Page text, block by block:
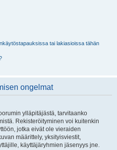
tai lakiasioissa tähän
ongelmat
ylläpitäjästä, tarvitaanko
Rekisteröityminen voi kuitenkin
jotka eivät ole vieraiden
määrittely, yksityisviestit,
käyttäjäryhmien jäsenyys jne.